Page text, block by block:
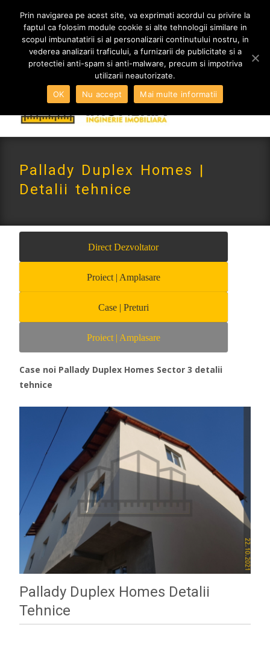
0765 522 734 | 0724 880 890
contact@imoneria.ro
Pallady Duplex Homes |
Detalii tehnice
Direct Dezvoltator
Proiect | Amplasare
Case | Preturi
Proiect | Amplasare
Case noi Pallady Duplex Homes Sector 3 detalii
tehnice
Pallady Duplex Homes Detalii
Tehnice
MENIU
Prin navigarea pe acest site, va exprimati acordul cu privire la
faptul ca folosim module cookie si alte tehnologii similare in
scopul imbunatatirii si al personalizarii continutului nostru, in
vederea analizarii traficului, a furnizarii de publicitate si a
protectiei anti-spam si anti-malware, precum si impotriva
utilizarii neautorizate.
OK
Nu accept Mai multe informatii